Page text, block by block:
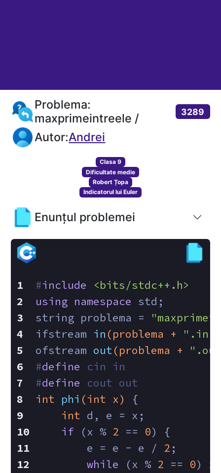
Problema:
maxprimeintreele /
3289
Autor:Andrei
Clasa 9
Dificultate medie
Robert Țopa
Indicatorul lui Euler
Enunțul problemei
#include
<bits/stdc++.h>
using namespace std;
string problema =
ifstream in (problema + ".in"
ofstream out(problema +
#define cin in
#define cout out
int phi (int x)
{
int d, e = x;
if (x % 2 == 0) {
        e = e - e /
2 ;
while (x % 2 == 0) x